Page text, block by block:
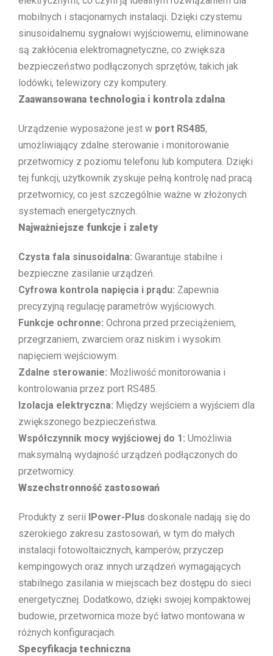
mobilnych i stacjonarnych instalacji. Dzięki czystemu
sinusoidalnemu sygnałowi wyjściowemu, eliminowane
są zakłócenia elektromagnetyczne, co zwiększa
bezpieczeństwo podłączonych sprzętów, takich jak
lodówki, telewizory czy komputery.
Zaawansowana technologia i kontrola zdalna
Urządzenie wyposażone jest w port RS485,
umożliwiający zdalne sterowanie i monitorowanie
przetwornicy z poziomu telefonu lub komputera. Dzięki
tej funkcji, użytkownik zyskuje pełną kontrolę nad pracą
przetwornicy, co jest szczególnie ważne w złożonych
systemach energetycznych.
Najważniejsze funkcje i zalety
Czysta fala sinusoidalna: Gwarantuje stabilne i
bezpieczne zasilanie urządzeń.
Cyfrowa kontrola napięcia i prądu: Zapewnia
precyzyjną regulację parametrów wyjściowych.
Funkcje ochronne: Ochrona przed przeciążeniem,
przegrzaniem, zwarciem oraz niskim i wysokim
napięciem wejściowym.
Zdalne sterowanie: Możliwość monitorowania i
kontrolowania przez port RS485.
Izolacja elektryczna: Między wejściem a wyjściem dla
zwiększonego bezpieczeństwa.
Współczynnik mocy wyjściowej do 1: Umożliwia
maksymalną wydajność urządzeń podłączonych do
przetwornicy.
Wszechstronność zastosowań
Produkty z serii IPower-Plus doskonale nadają się do
szerokiego zakresu zastosowań, w tym do małych
instalacji fotowoltaicznych, kamperów, przyczep
kempingowych oraz innych urządzeń wymagających
stabilnego zasilania w miejscach bez dostępu do sieci
energetycznej. Dodatkowo, dzięki swojej kompaktowej
budowie, przetwornica może być łatwo montowana w
różnych konfiguracjach.
Specyfikacja techniczna